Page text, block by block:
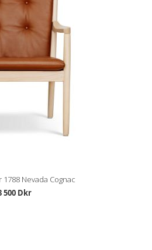
1788 Nevada Cognac
500 Dkr